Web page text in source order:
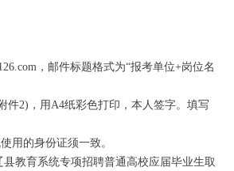
，邮件标题格式为“报考单位+岗位名
2)，用A4纸彩色打印，本人签字。填写
的身份证须一致。
教育系统专项招聘普通高校应届毕业生取